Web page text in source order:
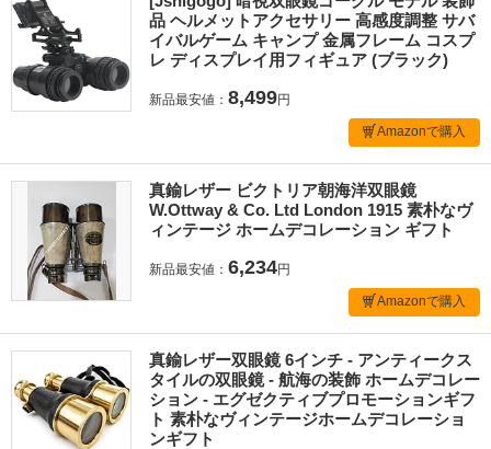
品 ヘルメットアクセサリー 高感度調整 サバ
イバルゲーム キャンプ 金属フレーム コスプ
レ ディスプレイ用フィギュア (ブラック)
新品最安値： 8,499円
Amazonで購入
真鍮レザー ビクトリア朝海洋双眼鏡
W.Ottway & Co. Ltd London 1915 素朴なヴ
ィンテージ ホームデコレーション ギフト
新品最安値： 6,234円
Amazonで購入
真鍮レザー双眼鏡 6インチ - アンティークス
タイルの双眼鏡 - 航海の装飾 ホームデコレー
ション - エグゼクティブプロモーションギフ
ト 素朴なヴィンテージホームデコレーショ
ンギフト